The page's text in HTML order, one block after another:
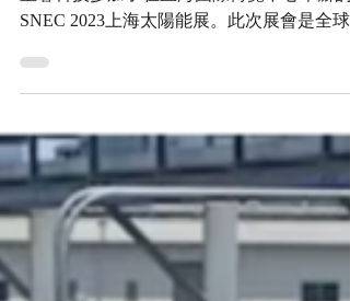
（TPRIA 上海報導, 2023年05月26日）本周
SNEC 2023上海太陽能展。此次展會是全球
陽能行業的重要盛事，吸引了來自世界各地
技在國內江蘇連雲港、安徽蚌埠以及內蒙古
托克旗等地擁...